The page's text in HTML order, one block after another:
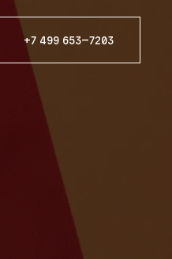
+7 499 653—7203